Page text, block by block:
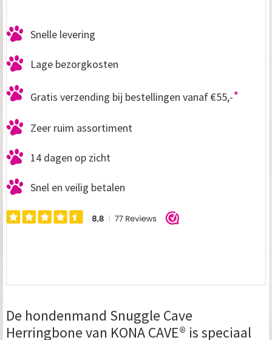
Bruin
85cm
aantal
Snelle levering
Lage bezorgkosten
Gratis verzending bij bestellingen vanaf €55,-*
Zeer ruim assortiment
14 dagen op zicht
Snel en veilig betalen
De hondenmand Snuggle Cave
Herringbone van KONA CAVE® is speciaal